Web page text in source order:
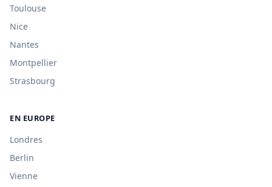
Toulouse
Nice
Nantes
Montpellier
Strasbourg
EN EUROPE
Londres
Berlin
Vienne